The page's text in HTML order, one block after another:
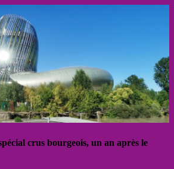
crus bourgeois, un an après le